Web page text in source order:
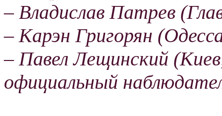
– Владислав Патрев
– Карэн Григорян
– Павел Лещинский
официальный